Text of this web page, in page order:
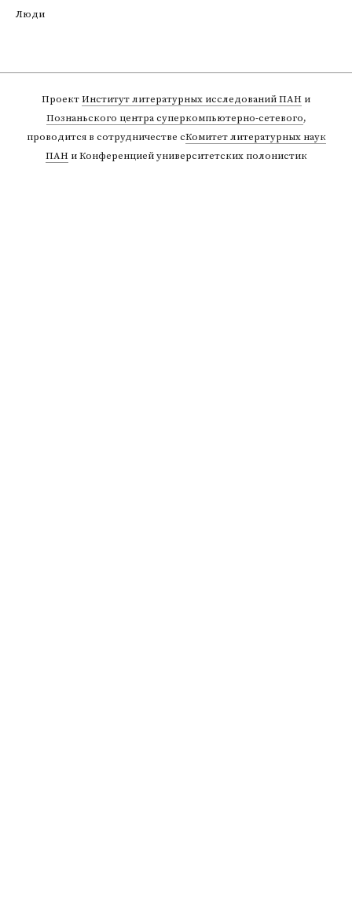
Люди
ПроектИнститут литературных исследований ПАН и
Познаньского центра суперкомпьютерно-сетевого,
проводится в сотрудничестве сКомитет литературных наук
ПАНи Конференцией университетских полонистик